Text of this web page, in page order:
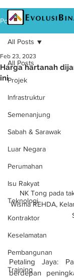
Post
All Posts
Projek
Infrastruktur
Semenanjung
Sabah & Sarawak
Luar Negara
Perumahan
Isu Rakyat
Teknologi
Kontraktor
Keselamatan
Pembangunan
Training
All Posts
Harga hartanah
ini
Feb 23, 2023
NK Tong pada
Wisma REHDA,
Petaling Jaya:
berdepan